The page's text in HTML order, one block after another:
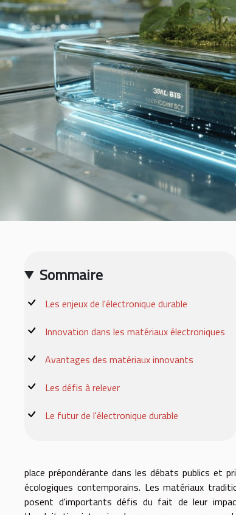
Sommaire
Les enjeux de l'électronique durable
Innovation dans les matériaux électroniques
Avantages des matériaux innovants
Les défis à relever
Le futur de l'électronique durable
place prépondérante dans les débats publics et
écologiques contemporains. Les matériaux
posent d'importants défis du fait de leur